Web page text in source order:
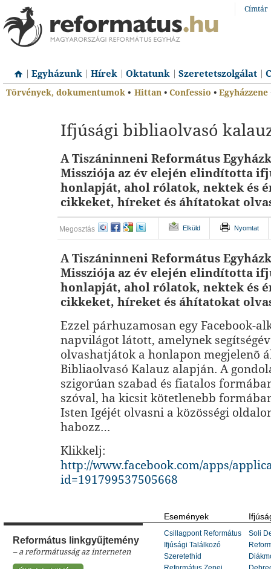
Címtár
Egyházunk Hírek Oktatunk Szeretetszolgálat
Törvények, dokumentumok • Hittan • Confessio • Egyházzene
Ifjúsági bibliaolvasó
A Tiszáninneni Református
Missziója az év elején elindította
honlapját, ahol rólatok, nektek és
cikkeket, híreket és áhítatokat
Megosztás Elküld Nyomtat
A Tiszáninneni Református
Missziója az év elején elindította
honlapját, ahol rólatok, nektek és
cikkeket, híreket és áhítatokat
Ezzel párhuzamosan egy Facebook-
napvilágot látott, amelynek
olvashatjátok a honlapon megjelenõ
Bibliaolvasó Kalauz alapján. A
szigorúan szabad és fiatalos
szóval, ha kicsit kötetlenebb
Isten Igéjét olvasni a közösségi
habozz…
Klikkelj:
http://www.facebook.com/apps/
id=191799537505668
Református linkgyűjtemény
– a reformátusság az interneten
Események
Csillagpont Református
Ifjúsági Találkozó
Szeretethíd
Soli